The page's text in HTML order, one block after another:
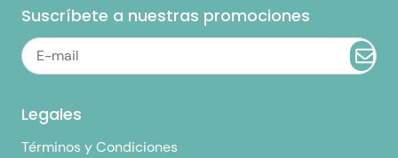
Suscríbete a nuestras promociones
Legales
Términos y Condiciones